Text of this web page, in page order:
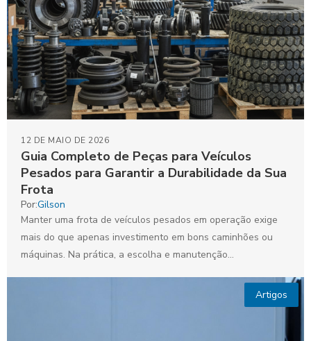
Guia Completo de Peças para Veículos
Pesados para Garantir a Durabilidade da Sua
Frota
12 DE MAIO DE 2026
Por:Gilson
Manter uma frota de veículos pesados em operação exige
mais do que apenas investimento em bons caminhões ou
máquinas. Na prática, a escolha e manutenção...
Artigos